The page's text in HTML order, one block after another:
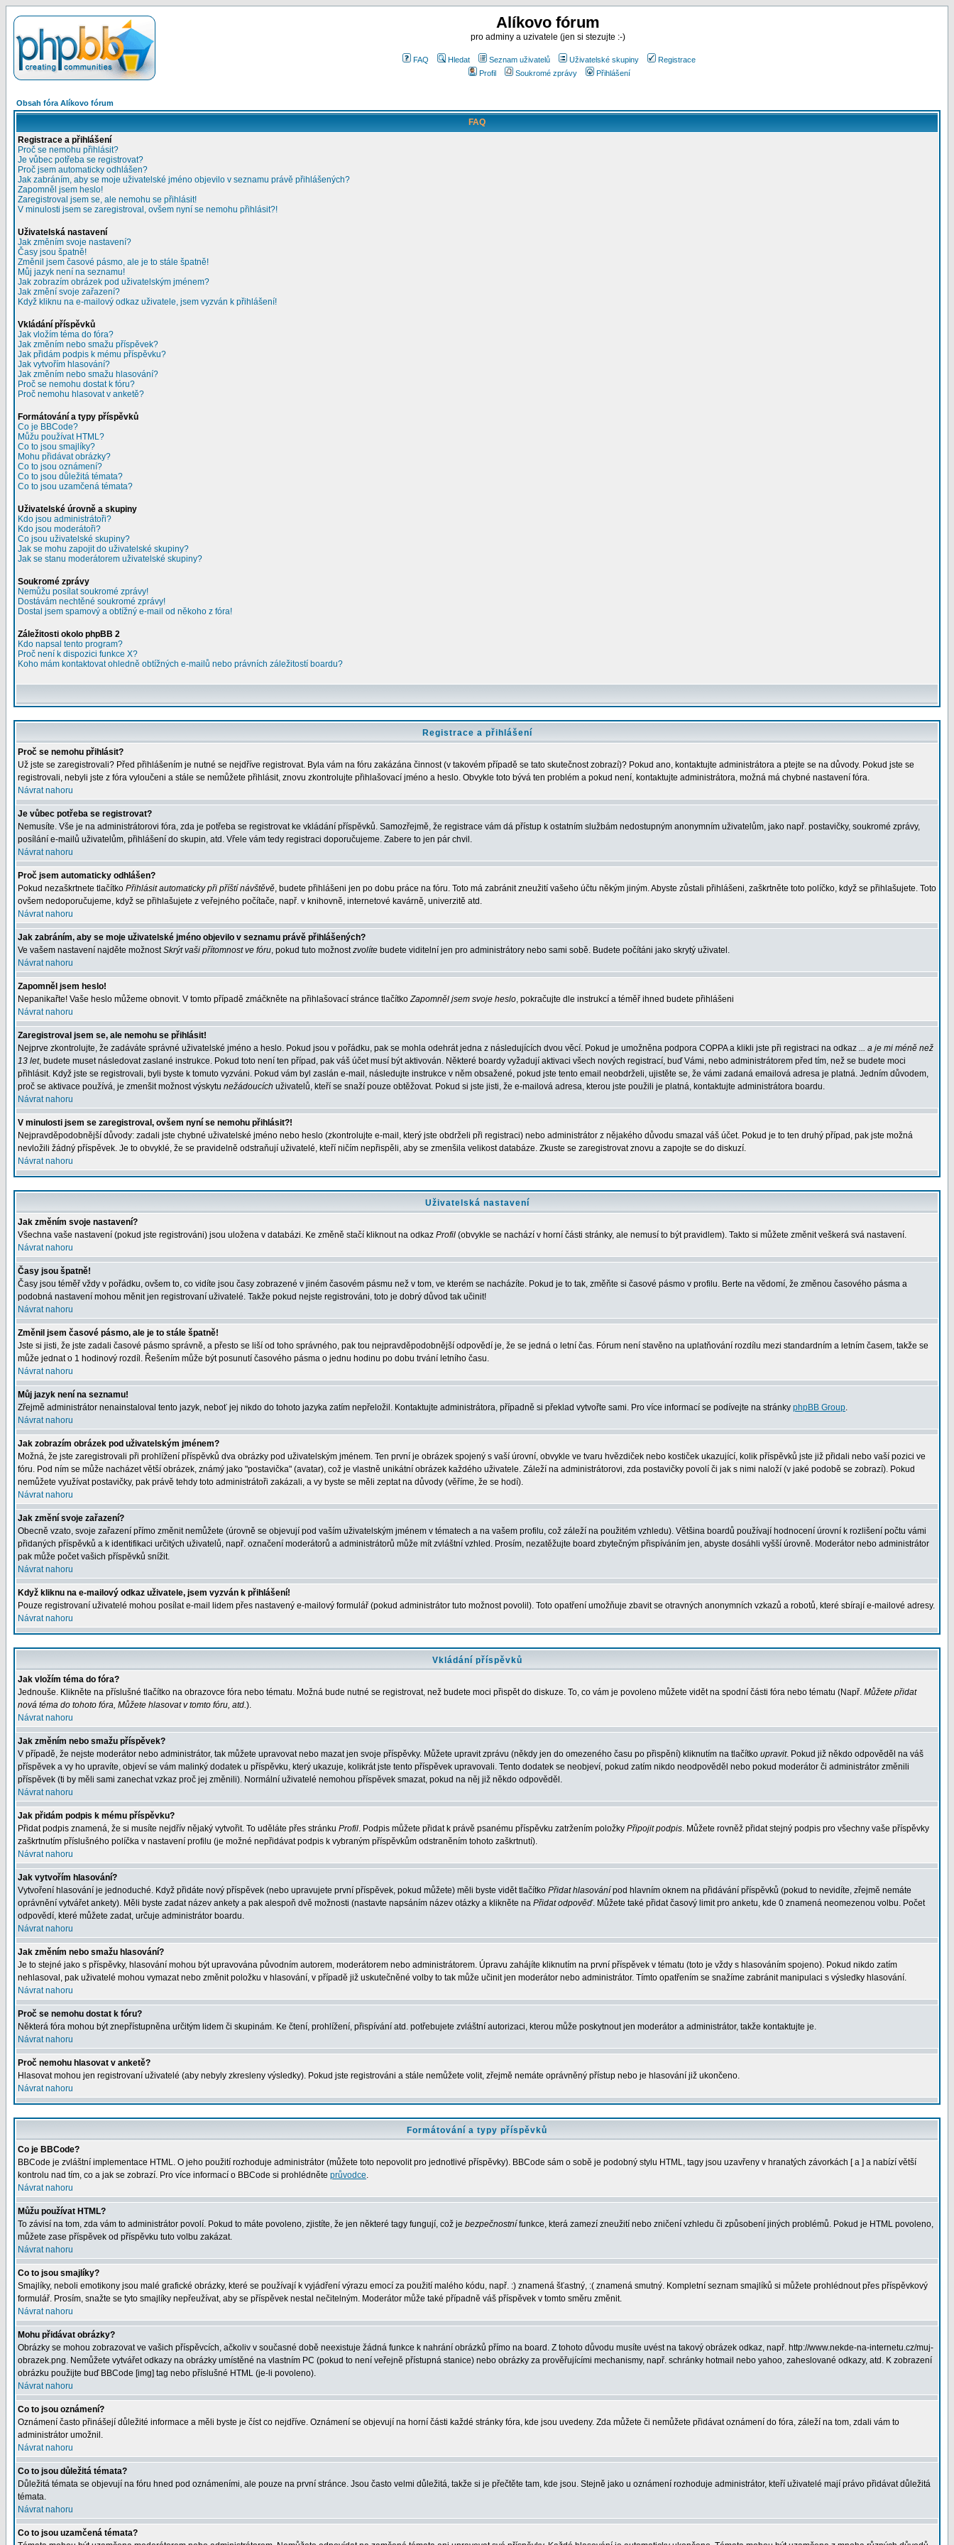
Alíkovo fórum
pro adminy a uzivatele (jen si stezujte :-)
FAQ Hledat Seznam uživatelů Uživatelské skupiny
Registrace
Profil
Soukromé zprávy Přihlášení
Obsah fóra Alíkovo fórum
FAQ
Registrace a přihlášení
Proč se nemohu přihlásit?
Je vůbec potřeba se registrovat?
Proč jsem automaticky odhlášen?
Jak zabráním, aby se moje uživatelské jméno objevilo v seznamu právě přihlášených?
Zapomněl jsem heslo!
Zaregistroval jsem se, ale nemohu se přihlásit!
V minulosti jsem se zaregistroval, ovšem nyní se nemohu přihlásit?!
Uživatelská nastavení
Jak změním svoje nastavení?
Časy jsou špatně!
Změnil jsem časové pásmo, ale je to stále špatně!
Můj jazyk není na seznamu!
Jak zobrazím obrázek pod uživatelským jménem?
Jak změní svoje zařazení?
Když kliknu na e-mailový odkaz uživatele, jsem vyzván k přihlášení!
Vkládání příspěvků
Jak vložím téma do fóra?
Jak změním nebo smažu příspěvek?
Jak přidám podpis k mému příspěvku?
Jak vytvořím hlasování?
Jak změním nebo smažu hlasování?
Proč se nemohu dostat k fóru?
Proč nemohu hlasovat v anketě?
Formátování a typy příspěvků
Co je BBCode?
Můžu používat HTML?
Co to jsou smajlíky?
Mohu přidávat obrázky?
Co to jsou oznámení?
Co to jsou důležitá témata?
Co to jsou uzamčená témata?
Uživatelské úrovně a skupiny
Kdo jsou administrátoři?
Kdo jsou moderátoři?
Co jsou uživatelské skupiny?
Jak se mohu zapojit do uživatelské skupiny?
Jak se stanu moderátorem uživatelské skupiny?
Soukromé zprávy
Nemůžu posílat soukromé zprávy!
Dostávám nechtěné soukromé zprávy!
Dostal jsem spamový a obtížný e-mail od někoho z fóra!
Záležitosti okolo phpBB 2
Kdo napsal tento program?
Proč není k dispozici funkce X?
Koho mám kontaktovat ohledně obtížných e-mailů nebo právních záležitostí boardu?
Registrace a přihlášení
Proč se nemohu přihlásit?
Už jste se zaregistrovali? Před přihlášením je nutné se nejdříve registrovat. Byla vám na fóru zakázána činnost (v takovém případě se tato skutečnost zobrazí)? Pokud ano, kontaktujte administrátora a ptejte se na důvody. Pokud jste se
registrovali, nebyli jste z fóra vyloučeni a stále se nemůžete přihlásit, znovu zkontrolujte přihlašovací jméno a heslo. Obvykle toto bývá ten problém a pokud není, kontaktujte administrátora, možná má chybné nastavení fóra.
Návrat nahoru
Je vůbec potřeba se registrovat?
Nemusíte. Vše je na administrátorovi fóra, zda je potřeba se registrovat ke vkládání příspěvků. Samozřejmě, že registrace vám dá přístup k ostatním službám nedostupným anonymním uživatelům, jako např. postavičky, soukromé zprávy,
posílání e-mailů uživatelům, přihlášení do skupin, atd. Vřele vám tedy registraci doporučujeme. Zabere to jen pár chvil.
Návrat nahoru
Proč jsem automaticky odhlášen?
Pokud nezaškrtnete tlačítko Přihlásit automaticky při příští návštěvě, budete přihlášeni jen po dobu práce na fóru. Toto má zabránit zneužití vašeho účtu někým jiným. Abyste zůstali přihlášeni, zaškrtněte toto políčko, když se přihlašujete. Toto
ovšem nedoporučujeme, když se přihlašujete z veřejného počítače, např. v knihovně, internetové kavárně, univerzitě atd.
Návrat nahoru
Jak zabráním, aby se moje uživatelské jméno objevilo v seznamu právě přihlášených?
Ve vašem nastavení najděte možnostSkrýt vaši přítomnost ve fóru, pokud tuto možnostzvolíte budete viditelní jen pro administrátory nebo sami sobě. Budete počítáni jako skrytý uživatel.
Návrat nahoru
Zapomněl jsem heslo!
Nepanikařte! Vaše heslo můžeme obnovit. V tomto případě zmáčkněte na přihlašovací stránce tlačítkoZapomněl jsem svoje heslo, pokračujte dle instrukcí a téměř ihned budete přihlášeni
Návrat nahoru
Zaregistroval jsem se, ale nemohu se přihlásit!
Nejprve zkontrolujte, že zadáváte správné uživatelské jméno a heslo. Pokud jsou v pořádku, pak se mohla odehrát jedna z následujících dvou věcí. Pokud je umožněna podpora COPPA a klikli jste při registraci na odkaz ... a je mi méně než
13 let, budete muset následovat zaslané instrukce. Pokud toto není ten případ, pak váš účet musí být aktivován. Některé boardy vyžadují aktivaci všech nových registrací, buď Vámi, nebo administrátorem před tím, než se budete moci
přihlásit. Když jste se registrovali, byli byste k tomuto vyzváni. Pokud vám byl zaslán e-mail, následujte instrukce v něm obsažené, pokud jste tento email neobdrželi, ujistěte se, že vámi zadaná emailová adresa je platná. Jedním důvodem,
proč se aktivace používá, je zmenšit možnost výskytu nežádoucích uživatelů, kteří se snaží pouze obtěžovat. Pokud si jste jisti, že e-mailová adresa, kterou jste použili je platná, kontaktujte administrátora boardu.
Návrat nahoru
V minulosti jsem se zaregistroval, ovšem nyní se nemohu přihlásit?!
Nejpravděpodobnější důvody: zadali jste chybné uživatelské jméno nebo heslo (zkontrolujte e-mail, který jste obdrželi při registraci) nebo administrátor z nějakého důvodu smazal váš účet. Pokud je to ten druhý případ, pak jste možná
nevložili žádný příspěvek. Je to obvyklé, že se pravidelně odstraňují uživatelé, kteří ničím nepřispěli, aby se zmenšila velikost databáze. Zkuste se zaregistrovat znovu a zapojte se do diskuzí.
Návrat nahoru
Uživatelská nastavení
Jak změním svoje nastavení?
Všechna vaše nastavení (pokud jste registrováni) jsou uložena v databázi. Ke změně stačí kliknout na odkaz Profil (obvykle se nachází v horní části stránky, ale nemusí to být pravidlem). Takto si můžete změnit veškerá svá nastavení.
Návrat nahoru
Časy jsou špatně!
Časy jsou téměř vždy v pořádku, ovšem to, co vidíte jsou časy zobrazené v jiném časovém pásmu než v tom, ve kterém se nacházíte. Pokud je to tak, změňte si časové pásmo v profilu. Berte na vědomí, že změnou časového pásma a
podobná nastavení mohou měnit jen registrovaní uživatelé. Takže pokud nejste registrováni, toto je dobrý důvod tak učinit!
Návrat nahoru
Změnil jsem časové pásmo, ale je to stále špatně!
Jste si jisti, že jste zadali časové pásmo správně, a přesto se liší od toho správného, pak tou nejpravděpodobnější odpovědí je, že se jedná o letní čas. Fórum není stavěno na uplatňování rozdílu mezi standardním a letním časem, takže se
může jednat o 1 hodinový rozdíl. Řešením může být posunutí časového pásma o jednu hodinu po dobu trvání letního času.
Návrat nahoru
Můj jazyk není na seznamu!
Zřejmě administrátor nenainstaloval tento jazyk, neboť jej nikdo do tohoto jazyka zatím nepřeložil. Kontaktujte administrátora, případně si překlad vytvořte sami. Pro více informací se podívejte na stránky phpBB Group.
Návrat nahoru
Jak zobrazím obrázek pod uživatelským jménem?
Možná, že jste zaregistrovali při prohlížení příspěvků dva obrázky pod uživatelským jménem. Ten první je obrázek spojený s vaší úrovní, obvykle ve tvaru hvězdiček nebo kostiček ukazující, kolik příspěvků jste již přidali nebo vaší pozici ve
fóru. Pod ním se může nacházet větší obrázek, známý jako "postavička" (avatar), což je vlastně unikátní obrázek každého uživatele. Záleží na administrátorovi, zda postavičky povolí či jak s nimi naloží (v jaké podobě se zobrazí). Pokud
nemůžete využívat postavičky, pak právě tehdy toto administrátoři zakázali, a vy byste se měli zeptat na důvody (věříme, že se hodí).
Návrat nahoru
Jak změní svoje zařazení?
Obecně vzato, svoje zařazení přímo změnit nemůžete (úrovně se objevují pod vaším uživatelským jménem v tématech a na vašem profilu, což záleží na použitém vzhledu). Většina boardů používají hodnocení úrovní k rozlišení počtu vámi
přidaných příspěvků a k identifikaci určitých uživatelů, např. označení moderátorů a administrátorů může mít zvláštní vzhled. Prosím, nezatěžujte board zbytečným přispíváním jen, abyste dosáhli vyšší úrovně. Moderátor nebo administrátor
pak může počet vašich příspěvků snížit.
Návrat nahoru
Když kliknu na e-mailový odkaz uživatele, jsem vyzván k přihlášení!
Pouze registrovaní uživatelé mohou posílat e-mail lidem přes nastavený e-mailový formulář (pokud administrátor tuto možnost povolil). Toto opatření umožňuje zbavit se otravných anonymních vzkazů a robotů, které sbírají e-mailové adresy.
Návrat nahoru
Vkládání příspěvků
Jak vložím téma do fóra?
Jednouše. Klikněte na příslušné tlačítko na obrazovce fóra nebo tématu. Možná bude nutné se registrovat, než budete moci přispět do diskuze. To, co vám je povoleno můžete vidět na spodní části fóra nebo tématu (Např. Můžete přidat
nová téma do tohoto fóra, Můžete hlasovat v tomto fóru, atd.).
Návrat nahoru
Jak změním nebo smažu příspěvek?
V případě, že nejste moderátor nebo administrátor, tak můžete upravovat nebo mazat jen svoje příspěvky. Můžete upravit zprávu (někdy jen do omezeného času po přispění) kliknutím na tlačítko upravit. Pokud již někdo odpověděl na váš
příspěvek a vy ho upravíte, objeví se vám malinký dodatek u příspěvku, který ukazuje, kolikrát jste tento příspěvek upravovali. Tento dodatek se neobjeví, pokud zatím nikdo neodpověděl nebo pokud moderátor či administrátor změnili
příspěvek (ti by měli sami zanechat vzkaz proč jej změnili). Normální uživatelé nemohou příspěvek smazat, pokud na něj již někdo odpověděl.
Návrat nahoru
Jak přidám podpis k mému příspěvku?
Přidat podpis znamená, že si musíte nejdřív nějaký vytvořit. To uděláte přes stránku Profil. Podpis můžete přidat k právě psanému příspěvku zatržením položky Připojit podpis. Můžete rovněž přidat stejný podpis pro všechny vaše příspěvky
zaškrtnutím příslušného políčka v nastavení profilu (je možné nepřidávat podpis k vybraným příspěvkům odstraněním tohoto zaškrtnutí).
Návrat nahoru
Jak vytvořím hlasování?
Vytvoření hlasování je jednoduché. Když přidáte nový příspěvek (nebo upravujete první příspěvek, pokud můžete) měli byste vidět tlačítko Přidat hlasování pod hlavním oknem na přidávání příspěvků (pokud to nevidíte, zřejmě nemáte
oprávnění vytvářet ankety). Měli byste zadat název ankety a pak alespoň dvě možnosti (nastavte napsáním název otázky a klikněte na Přidat odpověď. Můžete také přidat časový limit pro anketu, kde 0 znamená neomezenou volbu. Počet
odpovědí, které můžete zadat, určuje administrátor boardu.
Návrat nahoru
Jak změním nebo smažu hlasování?
Je to stejné jako s příspěvky, hlasování mohou být upravována původním autorem, moderátorem nebo administrátorem. Úpravu zahájíte kliknutím na první příspěvek v tématu (toto je vždy s hlasováním spojeno). Pokud nikdo zatím
nehlasoval, pak uživatelé mohou vymazat nebo změnit položku v hlasování, v případě již uskutečněné volby to tak může učinit jen moderátor nebo administrátor. Tímto opatřením se snažíme zabránit manipulaci s výsledky hlasování.
Návrat nahoru
Proč se nemohu dostat k fóru?
Některá fóra mohou být znepřístupněna určitým lidem či skupinám. Ke čtení, prohlížení, přispívání atd. potřebujete zvláštní autorizaci, kterou může poskytnout jen moderátor a administrátor, takže kontaktujte je.
Návrat nahoru
Proč nemohu hlasovat v anketě?
Hlasovat mohou jen registrovaní uživatelé (aby nebyly zkresleny výsledky). Pokud jste registrováni a stále nemůžete volit, zřejmě nemáte oprávněný přístup nebo je hlasování již ukončeno.
Návrat nahoru
Formátování a typy příspěvků
Co je BBCode?
BBCode je zvláštní implementace HTML. O jeho použití rozhoduje administrátor (můžete toto nepovolit pro jednotlivé příspěvky). BBCode sám o sobě je podobný stylu HTML, tagy jsou uzavřeny v hranatých závorkách [ a ] a nabízí větší
kontrolu nad tím, co a jak se zobrazí. Pro více informací o BBCode si prohlédněte průvodce.
Návrat nahoru
Můžu používat HTML?
To závisí na tom, zda vám to administrátor povolí. Pokud to máte povoleno, zjistíte, že jen některé tagy fungují, což je bezpečnostní funkce, která zamezí zneužití nebo zničení vzhledu či způsobení jiných problémů. Pokud je HTML povoleno,
můžete zase příspěvek od příspěvku tuto volbu zakázat.
Návrat nahoru
Co to jsou smajlíky?
Smajlíky, neboli emotikony jsou malé grafické obrázky, které se používají k vyjádření výrazu emocí za použití malého kódu, např. :) znamená šťastný, :( znamená smutný. Kompletní seznam smajlíků si můžete prohlédnout přes příspěvkový
formulář. Prosím, snažte se tyto smajlíky nepřeužívat, aby se příspěvek nestal nečitelným. Moderátor může také případně váš příspěvek v tomto směru změnit.
Návrat nahoru
Mohu přidávat obrázky?
Obrázky se mohou zobrazovat ve vašich příspěvcích, ačkoliv v současné době neexistuje žádná funkce k nahrání obrázků přímo na board. Z tohoto důvodu musíte uvést na takový obrázek odkaz, např. http://www.nekde-na-internetu.cz/muj-
obrazek.png. Nemůžete vytvářet odkazy na obrázky umístěné na vlastním PC (pokud to není veřejně přístupná stanice) nebo obrázky za prověřujícími mechanismy, např. schránky hotmail nebo yahoo, zaheslované odkazy, atd. K zobrazení
obrázku použijte buď BBCode [img] tag nebo příslušné HTML (je-li povoleno).
Návrat nahoru
Co to jsou oznámení?
Oznámení často přinášejí důležité informace a měli byste je číst co nejdříve. Oznámení se objevují na horní části každé stránky fóra, kde jsou uvedeny. Zda můžete či nemůžete přidávat oznámení do fóra, záleží na tom, zdali vám to
administrátor umožnil.
Návrat nahoru
Co to jsou důležitá témata?
Důležitá témata se objevují na fóru hned pod oznámeními, ale pouze na první stránce. Jsou často velmi důležitá, takže si je přečtěte tam, kde jsou. Stejně jako u oznámení rozhoduje administrátor, kteří uživatelé mají právo přidávat důležitá
témata.
Návrat nahoru
Co to jsou uzamčená témata?